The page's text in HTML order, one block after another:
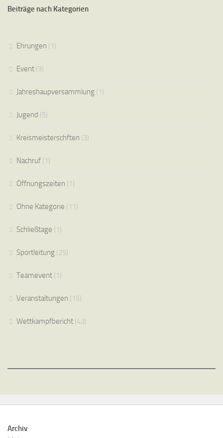
Beiträge nach Kategorien
Ehrungen (1)
Event (3)
Jahreshaupversammlung (1)
Jugend (5)
Kreismeisterschften (3)
Nachruf (1)
Öffnungszeiten (1)
Ohne Kategorie (11)
Schließtage (1)
Sportleitung (25)
Teamevent (1)
Veranstaltungen (15)
Wettkampfbericht (43)
Archiv